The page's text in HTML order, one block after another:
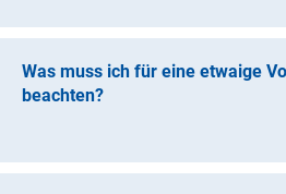
Forschungsförderung abrechnen
Verwendungsnachweis angeben.
Was muss ich für eine etwaige
beachten?
Zertifikaterwerbs zu